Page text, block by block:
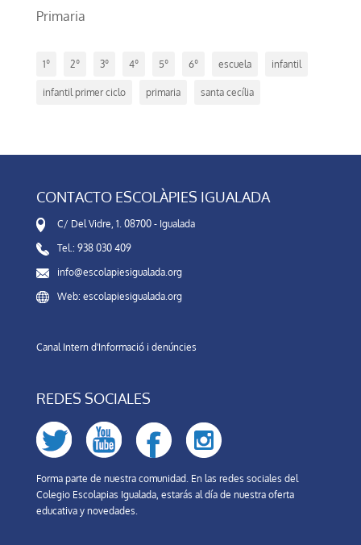
Primaria
1º 2º 3º 4º 5º 6º escuela infantil
infantil primer ciclo primaria santa cecília
CONTACTO ESCOLÀPIES IGUALADA
C/ Del Vidre, 1. 08700 - Igualada
Tel.: 938 030 409
info@escolapiesigualada.org
Web: escolapiesigualada.org
Canal Intern d'Informació i denúncies
REDES SOCIALES
Forma parte de nuestra comunidad. En las redes sociales del
Colegio Escolapias Igualada, estarás al día de nuestra oferta
educativa y novedades.